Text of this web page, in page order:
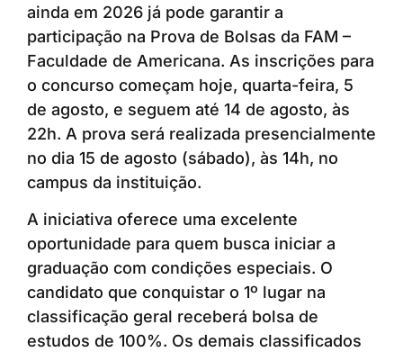
ainda em 2026 já pode garantir a
participação na Prova de Bolsas da FAM –
Faculdade de Americana. As inscrições para
o concurso começam hoje, quarta-feira, 5
de agosto, e seguem até 14 de agosto, às
22h. A prova será realizada presencialmente
no dia 15 de agosto (sábado), às 14h, no
campus da instituição.
A iniciativa oferece uma excelente
oportunidade para quem busca iniciar a
graduação com condições especiais. O
candidato que conquistar o 1º lugar na
classificação geral receberá bolsa de
estudos de 100%. Os demais classificados